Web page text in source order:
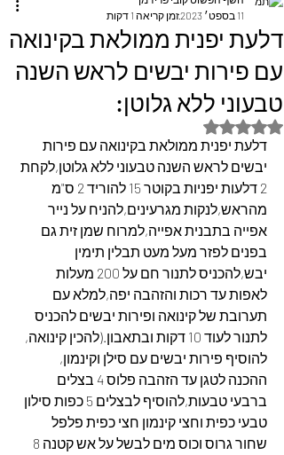
דלעת יפנית ממולאת בקינואה
עם פירות יבשים לראש השנה
טבעוני ללא גלוטן:
11 בספט׳ 2023
זמן קריאה 1 דקות
דירוג של NaN מתוך 5 כוכבים
דלעת יפנית ממולאת בקינואה עם פירות
יבשים לראש השנה טבעוני ללא גלוטן,לקחת
2 דלעות יפניות בקוטר 15 להוריד 2 ס"מ
מהראש,לנקות מגרעינים,להניח על נייר
אפייה בתבנית אפייה,למרוח שמן זית גם
בפנים לפזר מעל מעט תבלין תימין
יבש,להכניס לתנור חם על 200 מעלות
לאפות עד רכות והזהבה יפה,למלא עם
תערובת של קינואה ופירות יבשים להכניס
לתנור לעוד 10 דקות ובתאבון.(להכין קינואה,
להוסיף פירות יבשים עם סילן וקינמון,
ההכנה לטגן עד הזהבה פלוס 4 בצלים
ברבעי טבעות,להוסיף לבצלים 5 כפות סילון
טבעי כפית וחצי קינמון חצי כפית פלפל